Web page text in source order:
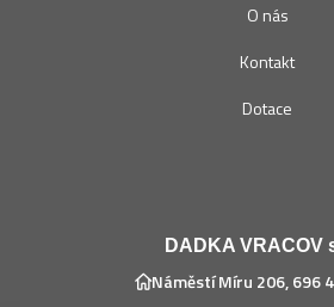
O nás
Kontakt
Dotace
DADKA VRACOV
Náměstí Míru 206, 696